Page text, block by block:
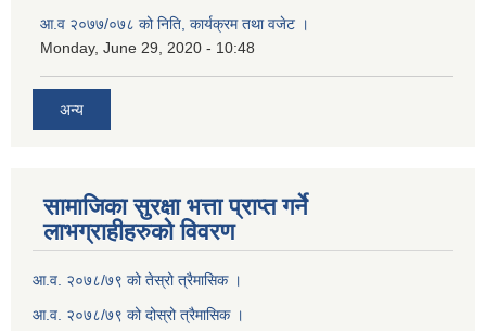
आ.व २०७७/०७८ को निति, कार्यक्रम तथा वजेट ।
Monday, June 29, 2020 - 10:48
अन्य
सामाजिका सुरक्षा भत्ता प्राप्त गर्ने
लाभग्राहीहरुको विवरण
आ.व. २०७८/७९ को तेस्रो त्रैमासिक ।
आ.व. २०७८/७९ को दोस्रो त्रैमासिक ।